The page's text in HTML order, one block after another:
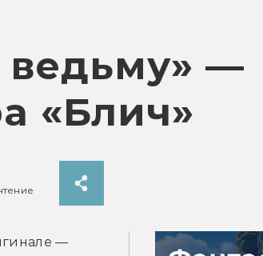
ведьму» —
«Блич»
—